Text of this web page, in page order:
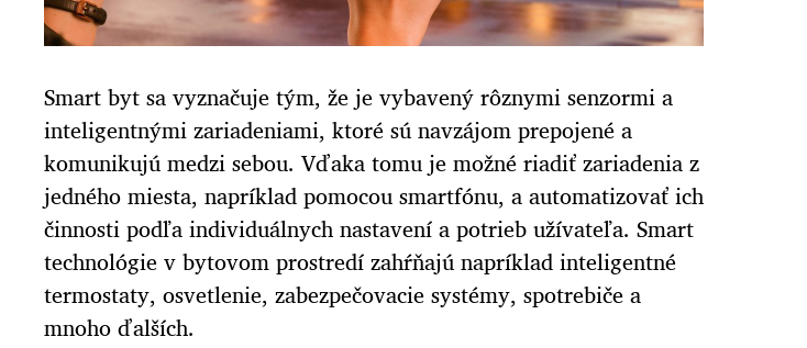
Smart byt sa vyznačuje tým, že je vybavený rôznymi senzormi a
inteligentnými zariadeniami, ktoré sú navzájom prepojené a
komunikujú medzi sebou. Vďaka tomu je možné riadiť zariadenia z
jedného miesta, napríklad pomocou smartfónu, a automatizovať ich
činnosti podľa individuálnych nastavení a potrieb užívateľa. Smart
technológie v bytovom prostredí zahŕňajú napríklad inteligentné
termostaty, osvetlenie, zabezpečovacie systémy, spotrebiče a
mnoho ďalších.